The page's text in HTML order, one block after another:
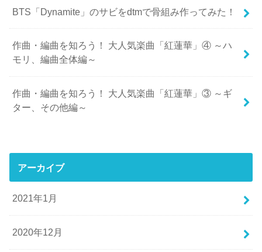
BTS「Dynamite」のサビをdtmで骨組み作ってみた！
作曲・編曲を知ろう！ 大人気楽曲「紅蓮華」④ ～ハ
モリ、編曲全体編～
作曲・編曲を知ろう！ 大人気楽曲「紅蓮華」③ ～ギ
ター、その他編～
アーカイブ
2021年1月
2020年12月